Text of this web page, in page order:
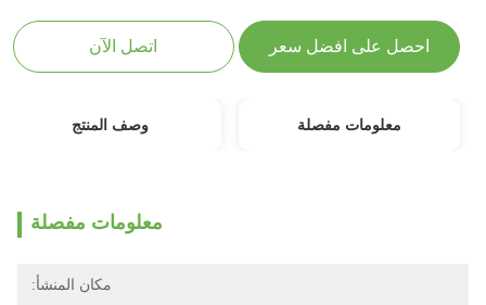
احصل على افضل سعر اتصل الآن
معلومات مفصلة وصف المنتج
معلومات مفصلة
مكان المنشأ: